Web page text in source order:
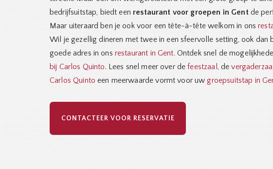
bedrijfsuitstap, biedt een restaurant voor groepen in Gentde
Maar uiteraard ben je ook voor een tête-à-tête welkom in ons
Wil je gezellig dineren met twee in een sfeervolle setting, ook dan
goede adres in ons restaurant in Gent. Ontdek snel de
bij Carlos Quinto. Lees snel meer over defeestzaal , de
Carlos Quinto een meerwaarde vormt voor uwgroepsuitstap in
CONTACTEER VOOR RESERVATIE